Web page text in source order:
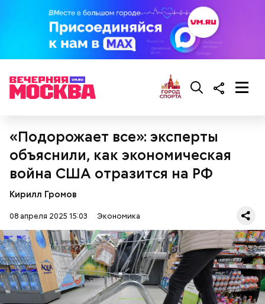
«Подорожает все»: эксперты
объяснили, как экономическая
война США отразится на РФ
Кирилл Громов
08 апреля 2025 15:03 Экономика